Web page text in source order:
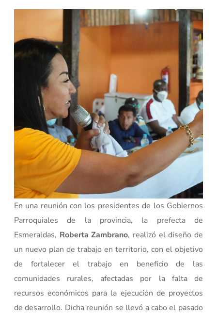
En una reunión con los presidentes de los Gobiernos
Parroquiales de la provincia, la prefecta de
Esmeraldas, Roberta Zambrano, realizó el diseño de
un nuevo plan de trabajo en territorio, con el objetivo
de fortalecer el trabajo en beneficio de las
comunidades rurales, afectadas por la falta de
recursos económicos para la ejecución de proyectos
de desarrollo. Dicha reunión se llevó a cabo el pasado